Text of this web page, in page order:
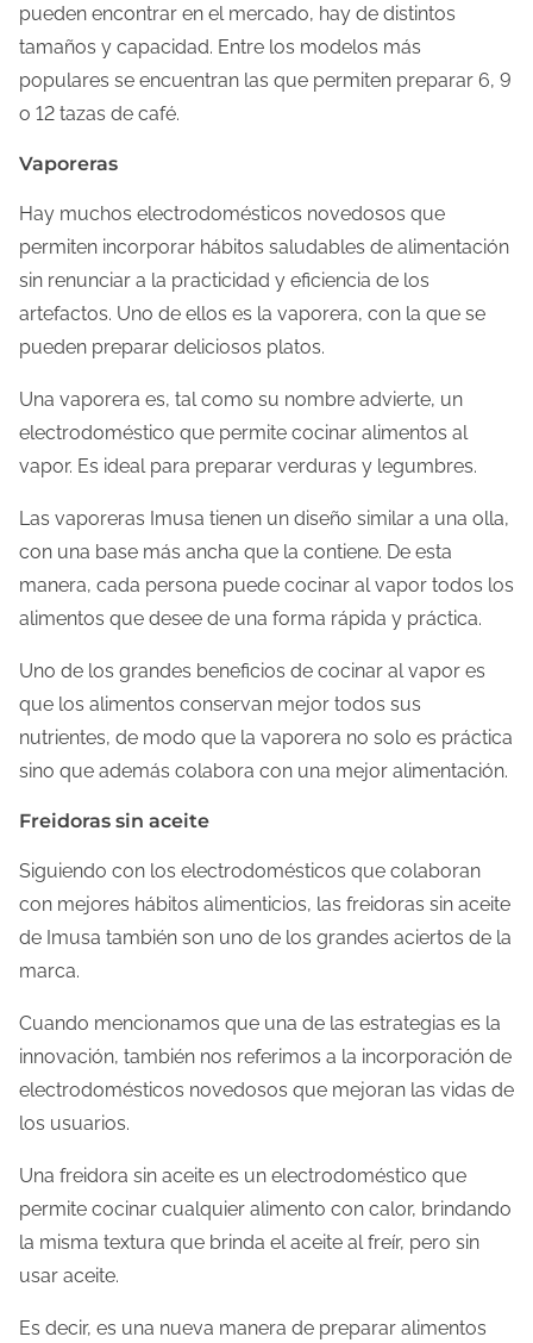
pueden encontrar en el mercado, hay de distintos
tamaños y capacidad. Entre los modelos más
populares se encuentran las que permiten preparar 6, 9
o 12 tazas de café.
Vaporeras
Hay muchos electrodomésticos novedosos que
permiten incorporar hábitos saludables de alimentación
sin renunciar a la practicidad y eficiencia de los
artefactos. Uno de ellos es la vaporera, con la que se
pueden preparar deliciosos platos.
Una vaporera es, tal como su nombre advierte, un
electrodoméstico que permite cocinar alimentos al
vapor. Es ideal para preparar verduras y legumbres.
Las vaporeras Imusa tienen un diseño similar a una olla,
con una base más ancha que la contiene. De esta
manera, cada persona puede cocinar al vapor todos los
alimentos que desee de una forma rápida y práctica.
Uno de los grandes beneficios de cocinar al vapor es
que los alimentos conservan mejor todos sus
nutrientes, de modo que la vaporera no solo es práctica
sino que además colabora con una mejor alimentación.
Freidoras sin aceite
Siguiendo con los electrodomésticos que colaboran
con mejores hábitos alimenticios, las freidoras sin aceite
de Imusa también son uno de los grandes aciertos de la
marca.
Cuando mencionamos que una de las estrategias es la
innovación, también nos referimos a la incorporación de
electrodomésticos novedosos que mejoran las vidas de
los usuarios.
Una freidora sin aceite es un electrodoméstico que
permite cocinar cualquier alimento con calor, brindando
la misma textura que brinda el aceite al freír, pero sin
usar aceite.
Es decir, es una nueva manera de preparar alimentos